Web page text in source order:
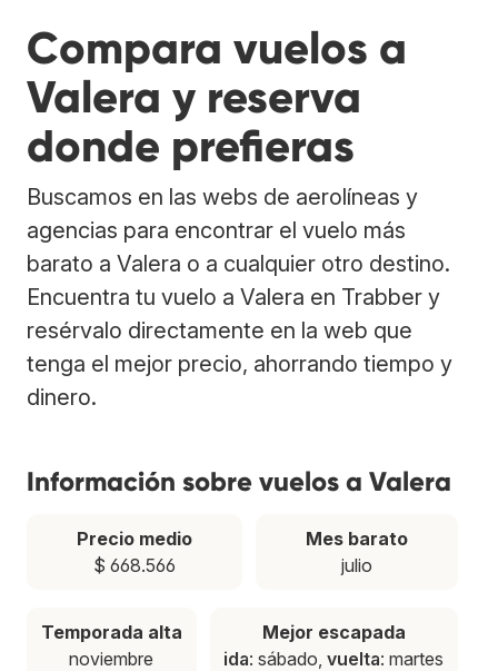
Compara vuelos a
Valera y reserva
donde prefieras
Buscamos en las webs de aerolíneas y
agencias para encontrar el vuelo más
barato a Valera o a cualquier otro destino.
Encuentra tu vuelo a Valera en Trabber y
resérvalo directamente en la web que
tenga el mejor precio, ahorrando tiempo y
dinero.
Información sobre vuelos a Valera
Precio medio
$ 668.566
Mes barato
julio
Temporada alta
noviembre
Mejor escapada
ida: sábado,vuelta: martes